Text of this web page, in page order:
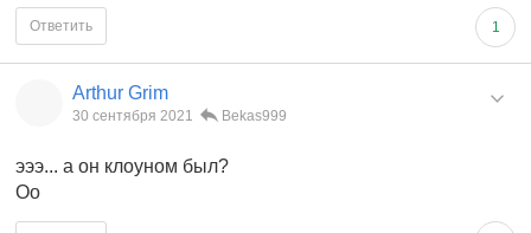
1
Ответить
Arthur Grim
30 сентября 2021 Bekas999
эээ... а он клоуном был?
Оо